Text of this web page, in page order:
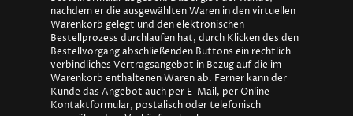
nachdem er die ausgewählten Waren in den virtuellen
Warenkorb gelegt und den elektronischen
Bestellprozess durchlaufen hat, durch Klicken des den
Bestellvorgang abschließenden Buttons ein rechtlich
verbindliches Vertragsangebot in Bezug auf die im
Warenkorb enthaltenen Waren ab. Ferner kann der
Kunde das Angebot auch per E-Mail, per Online-
Kontaktformular, postalisch oder telefonisch